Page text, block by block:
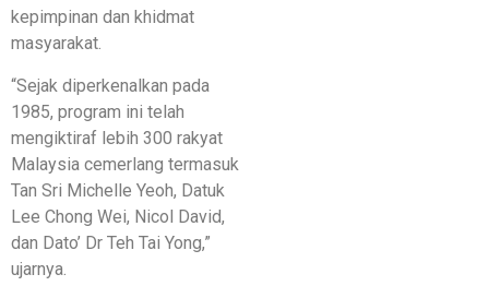
kepimpinan dan khidmat
masyarakat.
“Sejak diperkenalkan pada
1985, program ini telah
mengiktiraf lebih 300 rakyat
Malaysia cemerlang termasuk
Tan Sri Michelle Yeoh, Datuk
Lee Chong Wei, Nicol David,
dan Dato’ Dr Teh Tai Yong,”
ujarnya.